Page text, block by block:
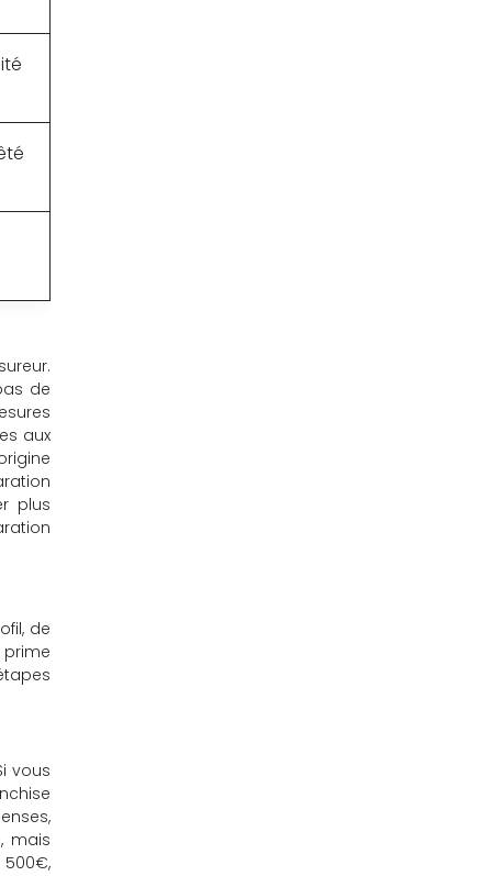
de
aux
plus
de
prime
vous
mais
500€,